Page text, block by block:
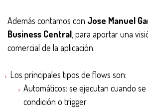
Además contamos con Jose Manuel
Business Central , para aportar una
comercial de la aplicación.
Los principales tipos de flows son:
Automáticos: se ejecutan cuando
condición o trigger